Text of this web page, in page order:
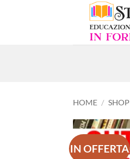
HOME / SHOP
IN OFFERTA